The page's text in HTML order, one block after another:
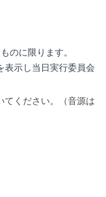
のに限ります。
表示し当日実行委員会
てください。（音源は